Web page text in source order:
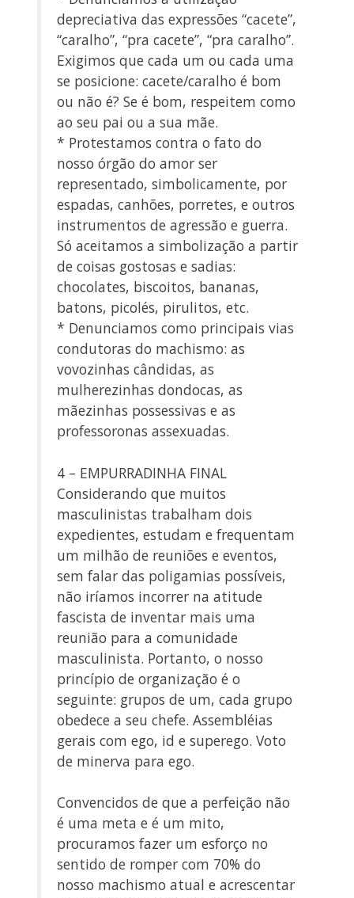
depreciativa das expressões “cacete”,
“caralho”, “pra cacete”, “pra caralho”.
Exigimos que cada um ou cada uma
se posicione: cacete/caralho é bom
ou não é? Se é bom, respeitem como
ao seu pai ou a sua mãe.
* Protestamos contra o fato do
nosso órgão do amor ser
representado, simbolicamente, por
espadas, canhões, porretes, e outros
instrumentos de agressão e guerra.
Só aceitamos a simbolização a partir
de coisas gostosas e sadias:
chocolates, biscoitos, bananas,
batons, picolés, pirulitos, etc.
* Denunciamos como principais vias
condutoras do machismo: as
vovozinhas cândidas, as
mulherezinhas dondocas, as
mãezinhas possessivas e as
professoronas assexuadas.
4 – EMPURRADINHA FINAL
Considerando que muitos
masculinistas trabalham dois
expedientes, estudam e frequentam
um milhão de reuniões e eventos,
sem falar das poligamias possíveis,
não iríamos incorrer na atitude
fascista de inventar mais uma
reunião para a comunidade
masculinista. Portanto, o nosso
princípio de organização é o
seguinte: grupos de um, cada grupo
obedece a seu chefe. Assembléias
gerais com ego, id e superego. Voto
de minerva para ego.
Convencidos de que a perfeição não
é uma meta e é um mito,
procuramos fazer um esforço no
sentido de romper com 70% do
nosso machismo atual e acrescentar